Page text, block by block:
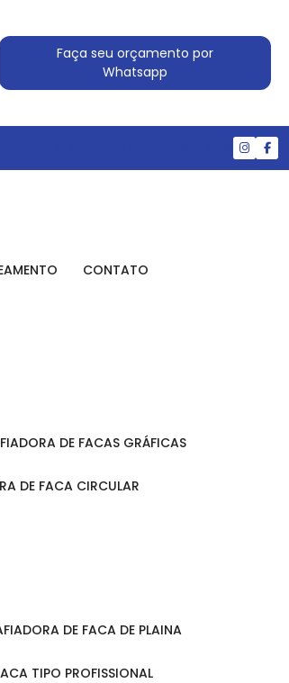
Faça seu orçamento por
Whatsapp
CONTATO
AFIADORA DE FACAS GRÁFICAS
DE FACA CIRCULAR
AFIADORA DE FACA DE PLAINA
TIPO PROFISSIONAL